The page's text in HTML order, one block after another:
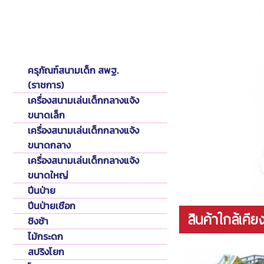
ครุภัณฑ์สนามเด็ก สพฐ.
(ราชการ)
เครื่องสนามเล่นเด็กกลางแจ้ง
ขนาดเล็ก
เครื่องสนามเล่นเด็กกลางแจ้ง
ขนาดกลาง
เครื่องสนามเล่นเด็กกลางแจ้ง
ขนาดใหญ่
ปีนป่าย
ปีนป่ายเชือก
ชิงช้า
ไม้กระดก
สปริงโยก
สินค้าใกล้เคีย